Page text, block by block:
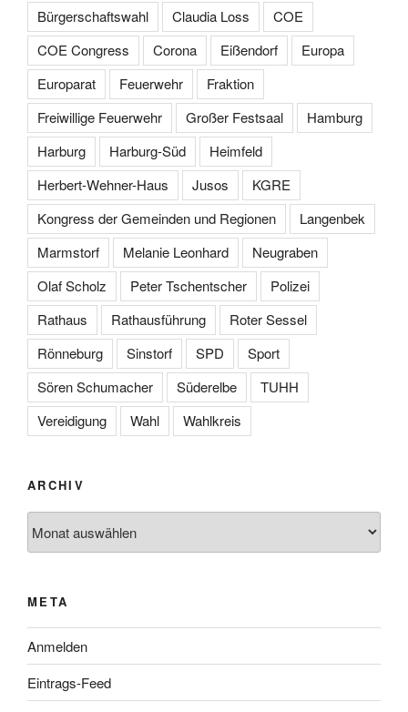
Bürgerschaftswahl
Claudia Loss
COE
COE Congress
Corona Eißendorf
Europa
Europarat
Feuerwehr
Fraktion
Freiwillige Feuerwehr
Großer Festsaal
Hamburg
Harburg
Harburg-Süd
Heimfeld
Herbert-Wehner-Haus
Jusos
KGRE
Kongress der Gemeinden und Regionen
Langenbek
Marmstorf
Melanie Leonhard
Neugraben
Olaf Scholz
Peter Tschentscher
Polizei
Rathaus
Rathausführung
Roter Sessel
Rönneburg
Sinstorf SPD
Sport
Sören Schumacher
Süderelbe
TUHH
Vereidigung
Wahl Wahlkreis
ARCHIV
META
Anmelden
Eintrags-Feed